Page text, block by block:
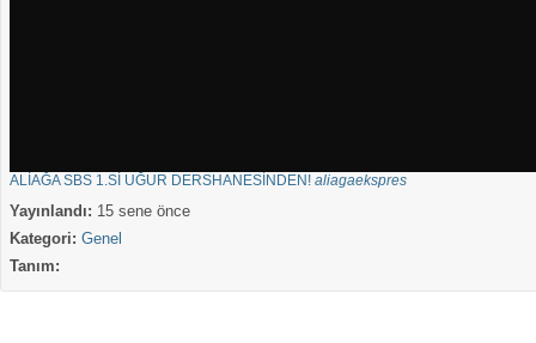
ALİAĞA SBS 1.Sİ UĞUR DERSHANESİNDEN! aliagaekspres
Yayınlandı: 15 sene önce
Kategori: Genel
Tanım: